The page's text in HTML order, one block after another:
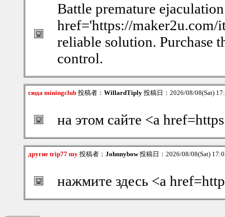
Battle premature
href='https://maker2u.com/
reliable solution. Purchase
control.
сюда miningclub 投稿者： WillardTiply 投稿日：2026/08/08(Sat)
на этом сайте <a
другие trip77 my 投稿者： Johnnybow投稿日：2026/08/08(Sat)
нажмите здесь <a